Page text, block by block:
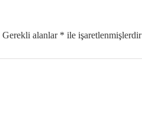
Gerekli alanlar * ile işaretlenmişlerdir